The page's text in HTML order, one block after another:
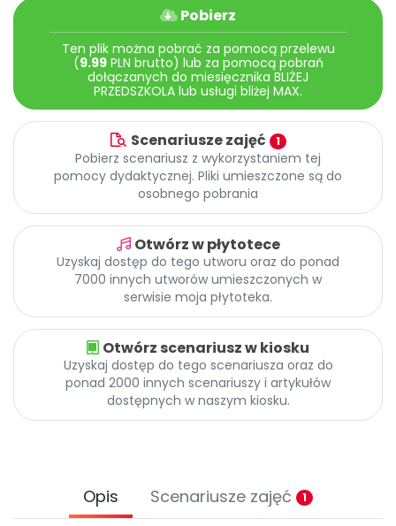
Archiwalne numery
Pomoc
Promocje
Pobierz
Ten plik można pobrać za pomocą przelewu
(9.99PLN brutto) lub za pomocą pobrań
dołączanych do miesięcznika BLIŻEJ
PRZEDSZKOLA lub usługi bliżej MAX.
Scenariusze zajęć 1
Pobierz scenariusz z wykorzystaniem tej
pomocy dydaktycznej. Pliki umieszczone są do
osobnego pobrania
Otwórz w płytotece
Uzyskaj dostęp do tego utworu oraz do ponad
7000 innych utworów umieszczonych w
serwisie moja płytoteka.
Otwórz scenariusz w kiosku
Uzyskaj dostęp do tego scenariusza oraz do
ponad 2000 innych scenariuszy i artykułów
dostępnych w naszym kiosku.
Opis Scenariusze zajęć 1